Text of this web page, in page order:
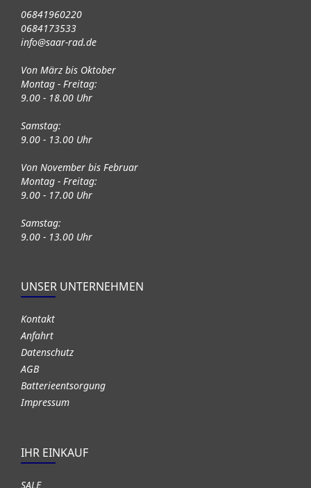
06841960220
0684173533
info@saar-rad.de
Von März bis Oktober
Montag - Freitag:
9.00 - 18.00 Uhr
Samstag:
9.00 - 13.00 Uhr
Von November bis Februar
Montag - Freitag:
9.00 - 17.00 Uhr
Samstag:
9.00 - 13.00 Uhr
UNSER UNTERNEHMEN
Kontakt
Anfahrt
Datenschutz
AGB
Batterieentsorgung
Impressum
IHR EINKAUF
SALE